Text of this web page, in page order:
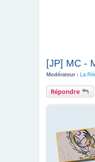
[JP] MC -
Modérateur : La
Répondre